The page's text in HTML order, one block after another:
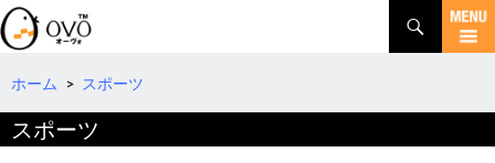
検
索
コ
テ
へ
ホーム > スポーツ
スポーツ